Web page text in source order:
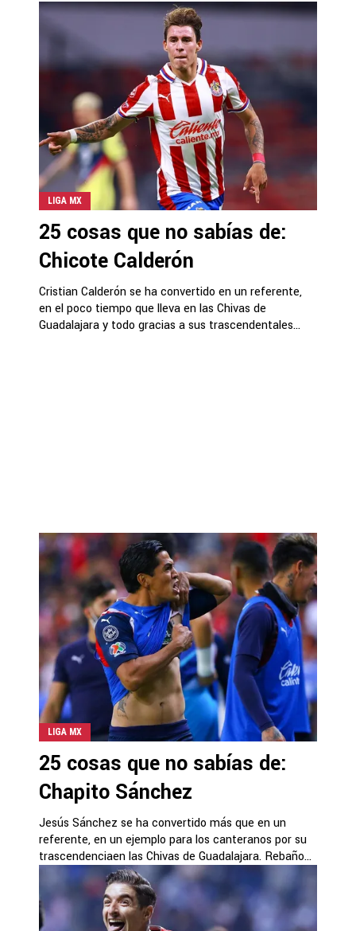
LIGA MX
25 cosas que no sabías de:
Chicote Calderón
Cristian Calderón se ha convertido en un referente,
en el poco tiempo que lleva en las Chivas de
Guadalajara y todo gracias a sus trascendentales...
LIGA MX
25 cosas que no sabías de:
Chapito Sánchez
Jesús Sánchez se ha convertido más que en un
referente, en un ejemplo para los canteranos por su
trascendenciaen las Chivas de Guadalajara. Rebaño...